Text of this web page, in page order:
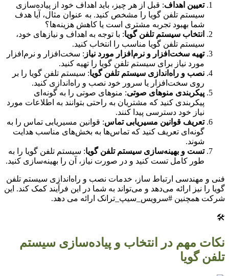
تعیین اهداف: قبل از هر چیز، باید اهداف خود از پیاده‌سازی
سیستم تلفن گویا را مشخص کنید. به عنوان مثال، آیا هدف
شما بهبود تجربه مشتری است یا کاهش هزینه‌ها؟
انتخاب سیستم تلفن گویا: با توجه به اهداف و نیازهای خود،
سیستم تلفن گویا مناسب را انتخاب کنید.
تهیه سخت‌افزار و نرم‌افزار مورد نیاز : سخت‌افزار و نرم‌افزار
مورد نیاز برای سیستم تلفن گویا را تهیه کنید.
نصب و راه‌اندازی سیستم تلفن گویا: سیستم تلفن گویا را بر
روی سخت‌افزار یا سرور خود نصب و راه‌اندازی کنید.
پیکربندی منوهای صوتی: منوهای صوتی را به گونه‌ای
پیکربندی کنید که مشتریان به راحتی بتوانند به اطلاعات مورد
نیاز خود دسترسی پیدا کنند.
تعریف قوانین مسیریابی تماس: قوانین مسیریابی تماس را به
گونه‌ای تعریف کنید که تماس‌ها به بخش‌های مناسب هدایت
شوند.
تست و بهینه‌سازی سیستم تلفن گویا: سیستم تلفن گویا را به
طور کامل تست کنید و در صورت نیاز، آن را بهینه‌سازی کنید.
فنی و مهندسی ارتباط ساز، خدمات نصب و راه‌اندازی سیستم تلفن
گویا را نیز ارائه می‌دهد و می‌تواند به شما در این فرآیند کمک کند. این
شرکت همچنین #سرویس_سیپ_ترانک ارائه می دهد.
🛠️
نکات مهم در انتخاب و پیاده‌سازی سیستم
تلفن گویا